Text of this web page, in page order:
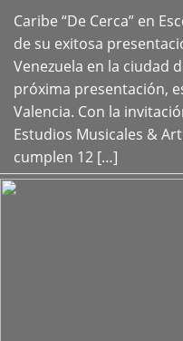
Caribe “De Cerca” en
de su exitosa
Venezuela en la ciudad
próxima presentación,
Valencia. Con la
Estudios Musicales &
cumplen 12 […]